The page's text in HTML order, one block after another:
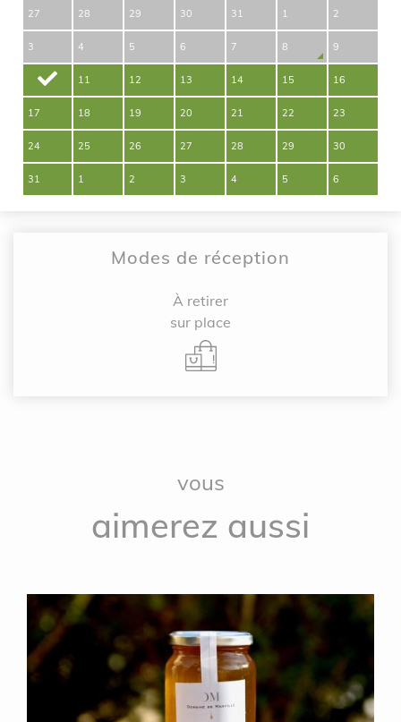
27 28 29 30 31 1 2
3 4 5 6 7 8 9
10 11 12 13 14 15 16
17 18 19 20 21 22 23
24 25 26 27 28 29 30
31 1 2 3 4 5 6
Modes de réception
À retirer
sur place
vous
aimerez aussi